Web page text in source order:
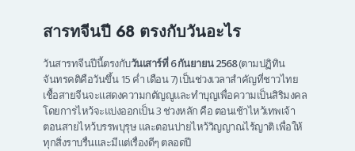
สารทจีนปี 68 ตรงกับวันอะไร
วันสารทจีนปีนี้ตรงกับวันเสาร์ที่ 6 กันยายน 2568(ตามปฏิทิน
จันทรคติคือวันขึ้น 15 ค่ำ เดือน 7) เป็นช่วงเวลาสำคัญที่ชาวไทย
เชื้อสายจีนจะแสดงความกตัญญูและทำบุญเพื่อความเป็นสิริมงคล
โดยการไหว้จะแบ่งออกเป็น 3 ช่วงหลัก คือ ตอนเช้าไหว้เทพเจ้า
ตอนสายไหว้บรรพบุรุษ และตอนบ่ายไหว้วิญญาณไร้ญาติ เพื่อให้
ทุกสิ่งราบรื่นและมีแต่เรื่องดีๆ ตลอดปี